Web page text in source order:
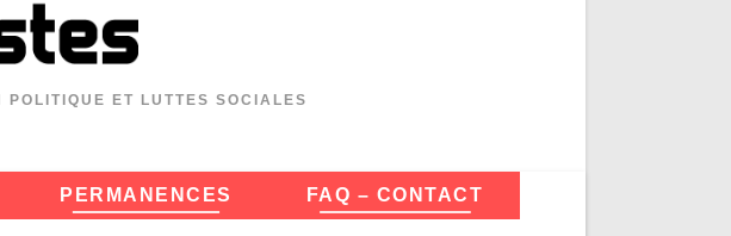
ET LUTTES SOCIALES
PERMANENCES FAQ – CONTACT